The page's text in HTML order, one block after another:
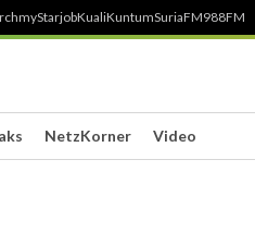
myStarjobKualiKuntumSuriaFM988FM
NetzKorner Video